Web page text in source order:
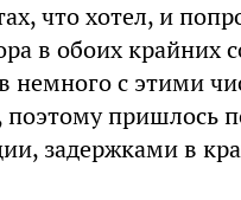
что хотел, и
в обоих крайних
немного с этими
пришлось
задержками в